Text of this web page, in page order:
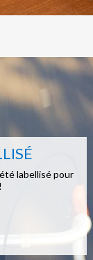
labellisé pour